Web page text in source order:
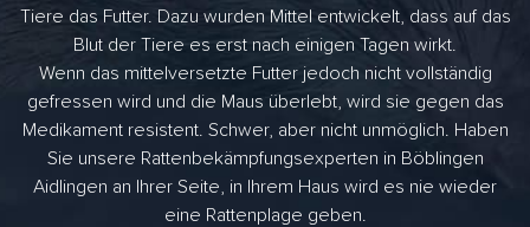
Tiere das Futter. Dazu wurden Mittel entwickelt, dass auf das
Blut der Tiere es erst nach einigen Tagen wirkt.
Wenn das mittelversetzte Futter jedoch nicht vollständig
gefressen wird und die Maus überlebt, wird sie gegen das
Medikament resistent. Schwer, aber nicht unmöglich. Haben
Sie unsere Rattenbekämpfungsexperten in Böblingen
Aidlingen an Ihrer Seite, in Ihrem Haus wird es nie wieder
eine Rattenplage geben.